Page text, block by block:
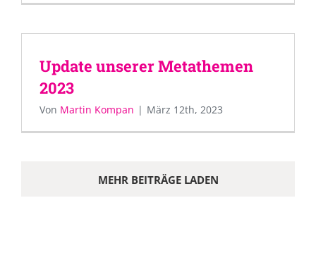
Update unserer Metathemen
2023
Von Martin Kompan | März 12th, 2023
MEHR BEITRÄGE LADEN